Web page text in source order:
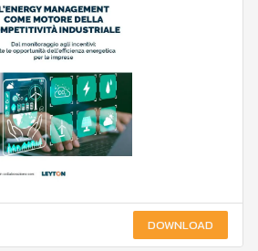
DOWNLOAD